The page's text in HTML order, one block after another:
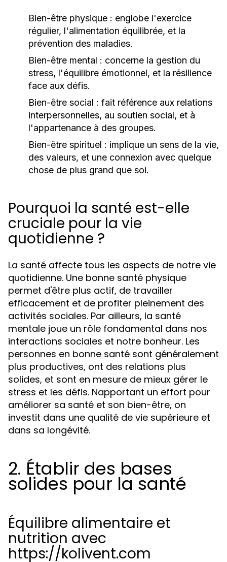
Bien-être physique : englobe l'exercice
régulier, l'alimentation équilibrée, et la
prévention des maladies.
Bien-être mental : concerne la gestion du
stress, l'équilibre émotionnel, et la résilience
face aux défis.
Bien-être social : fait référence aux relations
interpersonnelles, au soutien social, et à
l'appartenance à des groupes.
Bien-être spirituel : implique un sens de la vie,
des valeurs, et une connexion avec quelque
chose de plus grand que soi.
Pourquoi la santé est-elle
cruciale pour la vie
quotidienne ?
La santé affecte tous les aspects de notre vie
quotidienne. Une bonne santé physique
permet d'être plus actif, de travailler
efficacement et de profiter pleinement des
activités sociales. Par ailleurs, la santé
mentale joue un rôle fondamental dans nos
interactions sociales et notre bonheur. Les
personnes en bonne santé sont généralement
plus productives, ont des relations plus
solides, et sont en mesure de mieux gérer le
stress et les défis. Napportant un effort pour
améliorer sa santé et son bien-être, on
investit dans une qualité de vie supérieure et
dans sa longévité.
2. Établir des bases
solides pour la santé
Équilibre alimentaire et
nutrition avec
https://kolivent.com